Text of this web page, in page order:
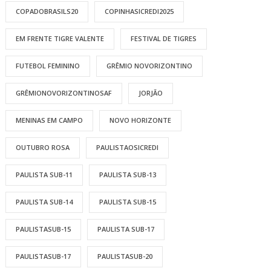
COPADOBRASILS20 COPINHASICREDI2025
EM FRENTE TIGRE VALENTE FESTIVAL DE TIGRES
FUTEBOL FEMININO GRÊMIO NOVORIZONTINO
GRÊMIONOVORIZONTINOSAF JORJÃO
MENINAS EM CAMPO NOVO HORIZONTE
OUTUBRO ROSA PAULISTAOSICREDI
PAULISTA SUB-11 PAULISTA SUB-13
PAULISTA SUB-14 PAULISTA SUB-15
PAULISTASUB-15 PAULISTA SUB-17
PAULISTASUB-17 PAULISTASUB-20